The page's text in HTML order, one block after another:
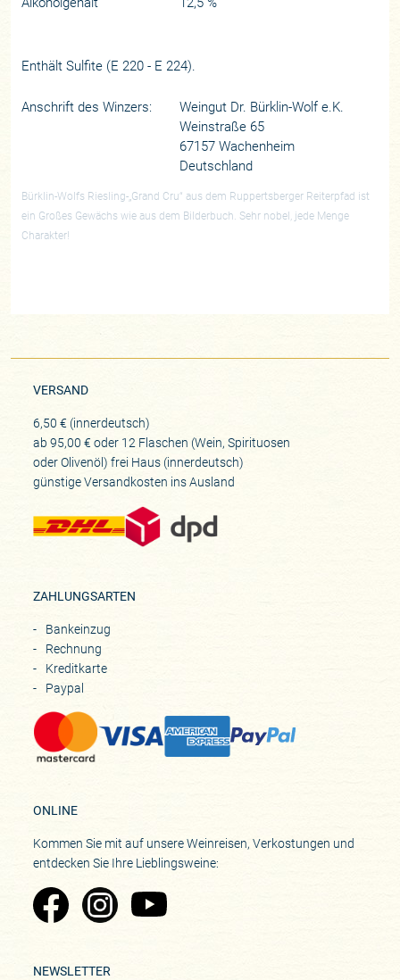
Enthält Sulfite (E 220 - E 224).
Anschrift des Winzers:
Weingut Dr. Bürklin-Wolf e.K.
Weinstraße 65
67157 Wachenheim
Deutschland
Bürklin-Wolfs Riesling-„Grand Cru“ aus dem Ruppertsberger Reiterpfad ist
ein Großes Gewächs wie aus dem Bilderbuch. Sehr nobel, jede Menge
Charakter!
VERSAND
6,50 € (innerdeutsch)
ab 95,00 € oder 12 Flaschen (Wein, Spirituosen
oder Olivenöl) frei Haus (innerdeutsch)
günstige Versandkosten ins Ausland
ZAHLUNGSARTEN
Bankeinzug
Rechnung
Kreditkarte
Paypal
ONLINE
Kommen Sie mit auf unsere Weinreisen, Verkostungen und
entdecken Sie Ihre Lieblingsweine:
Zu Pinard's Facebook-Seite
Zu Pinard's Instagram-Seite
Zu Pinard's YouTube-Seite
NEWSLETTER